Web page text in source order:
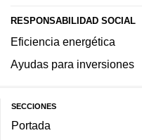
RESPONSABILIDAD SOCIAL
Eficiencia energética
Ayudas para inversiones
SECCIONES
Portada